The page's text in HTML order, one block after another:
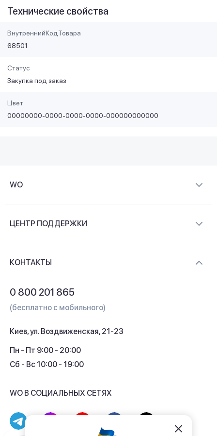
Технические свойства
ВнутреннийКодТовара
68501
Статус
Закупка под заказ
Цвет
00000000-0000-0000-0000-000000000000
WO
Контакты
ЦЕНТР ПОДДЕРЖКИ
Кэшбек
КОНТАКТЫ
0 800 201 865
(бесплатно с мобильного)
Киев, ул. Воздвиженская, 21-23
Пн - Пт 9:00 - 20:00
Сб - Вс 10:00 - 19:00
WO В СОЦИАЛЬНЫХ СЕТЯХ